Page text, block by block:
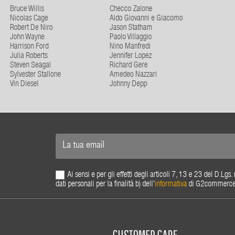
Bruce Willis
Checco Zalone
Nicolas Cage
Aldo Giovanni e Giacomo
Robert De Niro
Jason Statham
John Wayne
Paolo Villaggio
Harrison Ford
Nino Manfredi
Julia Roberts
Jennifer Lopez
Steven Seagal
Richard Gere
Sylvester Stallone
Amedeo Nazzari
Vin Diesel
Johnny Depp
Ai sensi e per gli effetti degli articoli 7, 13 e 23 del
dati personali per la finalità b) dell'informativadi